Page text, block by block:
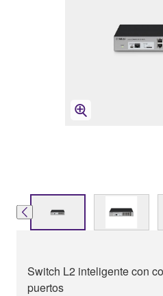
Switch L2 inteligente con
puertos